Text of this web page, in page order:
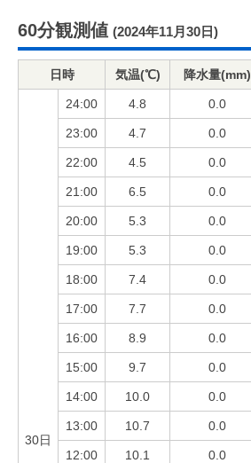
60分観測値 (2024年11月30日)
日時 気温(℃) 降水量(mm)
30日
24:00 4.8 0.0
23:00 4.7 0.0
22:00 4.5 0.0
21:00 6.5 0.0
20:00 5.3 0.0
19:00 5.3 0.0
18:00 7.4 0.0
17:00 7.7 0.0
16:00 8.9 0.0
15:00 9.7 0.0
14:00 10.0 0.0
13:00 10.7 0.0
12:00 10.1 0.0